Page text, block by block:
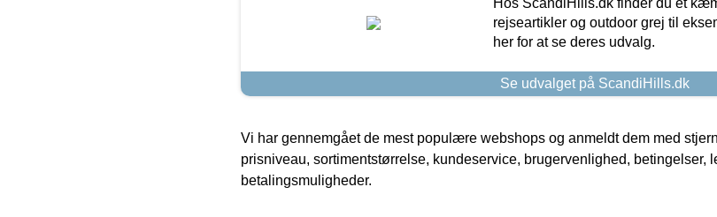
rejseartikler og outdoor grej til
her for at se deres udvalg.
Se udvalget på ScandiHills.dk
Vi har gennemgået de mest populære webshops og anmeldt dem med
prisniveau, sortimentstørrelse, kundeservice, brugervenlighed, betingelser,
betalingsmuligheder.